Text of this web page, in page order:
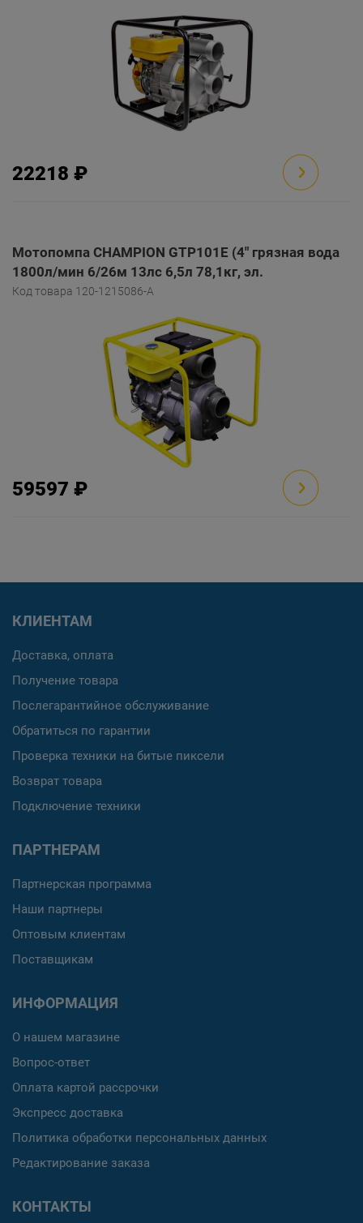
22218 ₽
Мотопомпа CHAMPION GTP101E (4" грязная вода
1800л/мин 6/26м 13лс 6,5л 78,1кг, эл.
стартер,колеса)
Код товара 120-1215086-A
59597 ₽
КЛИЕНТАМ
Доставка, оплата
Получение товара
Послегарантийное обслуживание
Обратиться по гарантии
Проверка техники на битые пиксели
Возврат товара
Подключение техники
ПАРТНЕРАМ
Партнерская программа
Наши партнеры
Оптовым клиентам
Поставщикам
ИНФОРМАЦИЯ
О нашем магазине
Вопрос-ответ
Оплата картой рассрочки
Экспресс доставка
Политика обработки персональных данных
Редактирование заказа
КОНТАКТЫ